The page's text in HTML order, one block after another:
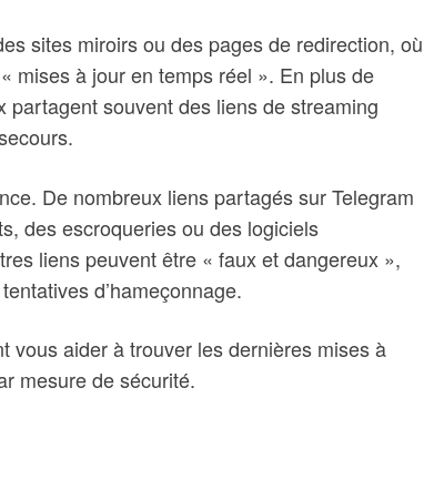
sites miroirs ou des pages de redirection, où
mises à jour en temps réel ». En plus de
souvent des liens de streaming
De nombreux liens partagés sur Telegram
des escroqueries ou des logiciels
liens peuvent être « faux et dangereux »,
d’hameçonnage.
vous aider à trouver les dernières mises à
mesure de sécurité.